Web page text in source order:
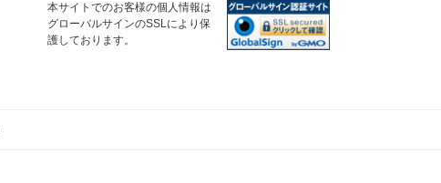
本サイトでのお客様の個人情報は
グローバルサインのSSLにより保
護しております。